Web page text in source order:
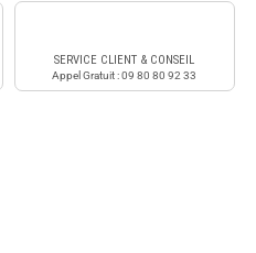
SERVICE CLIENT & CONSEIL
Appel Gratuit : 09 80 80 92 33